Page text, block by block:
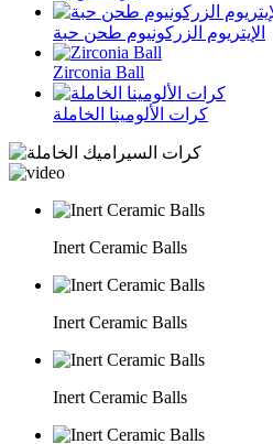
الإيتريوم الزركونيوم طحن حبة
Zirconia Ball
كرات الألومينا الخاملة
Inert Ceramic Balls
Inert Ceramic Balls
Inert Ceramic Balls